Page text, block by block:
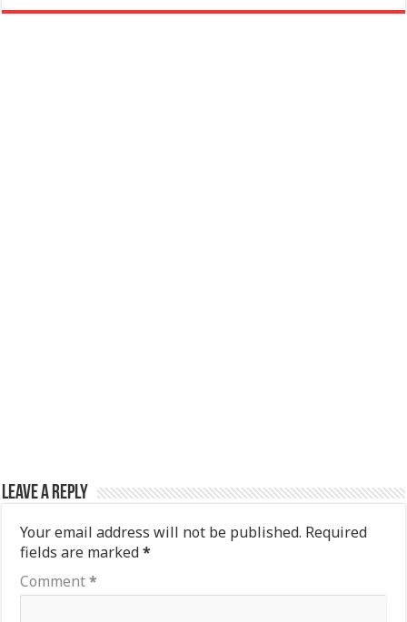
at ittc ar
Leave a Reply
Your email address will not be published. Required
fields are marked*
Comment*